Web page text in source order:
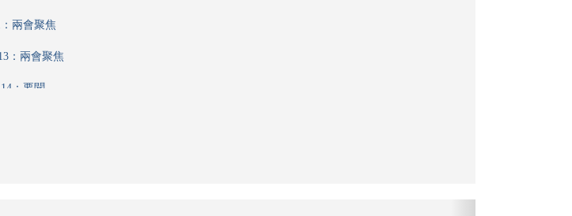
兩會聚焦
：兩會聚焦
：要聞